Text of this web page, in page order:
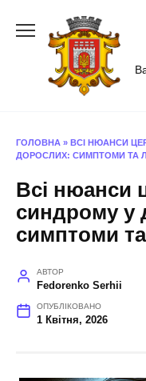
ГОЛОВНА » ВСІ НЮАНСИ
ДОРОСЛИХ: СИМПТОМИ ТА
Всі нюанси
синдрому у
симптоми
АВТОР
Fedorenko Serhii
ОПУБЛІКОВАНО
1 Квітня, 2026